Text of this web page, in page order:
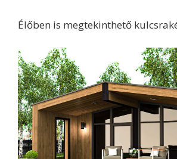
Élőben is megtekinthető